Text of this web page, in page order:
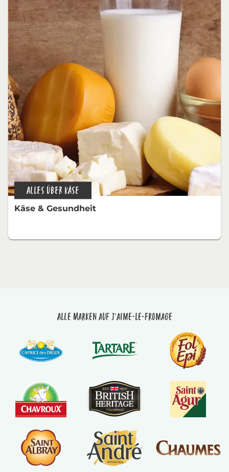
ALLES ÜBER KÄSE
Käse & Gesundheit
Alle Marken auf J'aime-le-fromage